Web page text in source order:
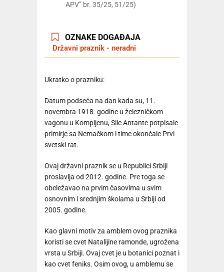
APV” br. 35/25, 51/25)
OZNAKE DOGAĐAJA
Državni praznik - neradni
Ukratko o prazniku:
Datum podseća na dan kada su, 11.
novembra 1918. godine u železničkom
vagonu u Kompijenu, Sile Antante potpisale
primirje sa Nemačkom i time okončale Prvi
svetski rat.
Ovaj državni praznik se u Republici Srbiji
proslavlja od 2012. godine. Pre toga se
obeležavao na prvim časovima u svim
osnovnim i srednjim školama u Srbiji od
2005. godine.
Kao glavni motiv za amblem ovog praznika
koristi se cvet Natalijine ramonde, ugrožena
vrsta u Srbiji. Ovaj cvet je u botanici poznat i
kao cvet feniks. Osim ovog, u amblemu se